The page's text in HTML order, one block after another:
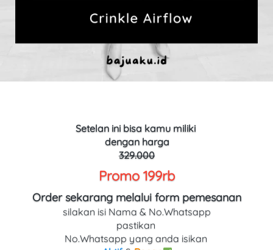
Setelan ini bisa kamu miliki
dengan harga
329.000
Promo 199rb
Order sekarang melalui form pemesanan
silakan isi Nama & No.Whatsapp
pastikan
No.Whatsapp yang anda isikan